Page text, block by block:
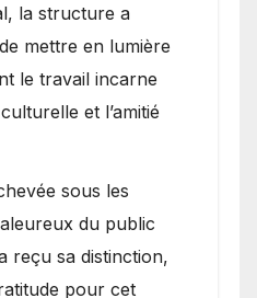
la structure a
mettre en lumière
le travail incarne
et l’amitié
sous les
du public
reçu sa distinction,
pour cet